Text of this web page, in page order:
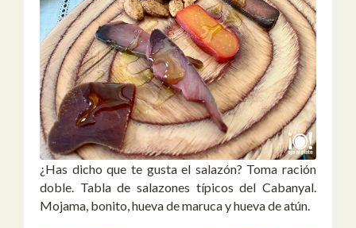
¿Has dicho que te gusta el salazón? Toma ración
doble. Tabla de salazones típicos del Cabanyal.
Mojama, bonito, hueva de maruca y hueva de atún.